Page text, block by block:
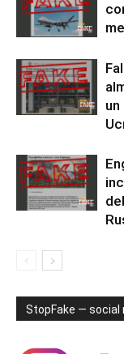
StopFake — social